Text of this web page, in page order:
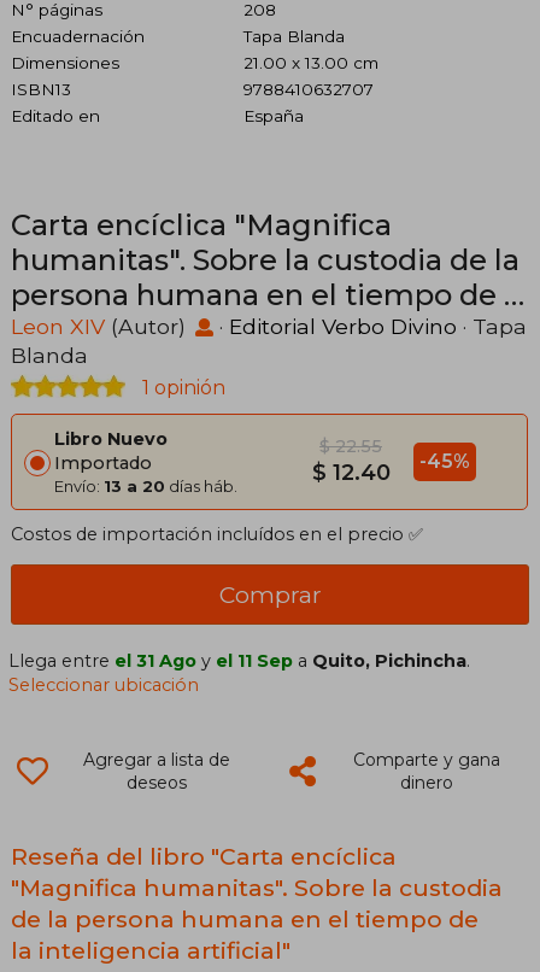
N° páginas
208
Encuadernación
Tapa Blanda
Dimensiones
21.00 x 13.00 cm
ISBN13
9788410632707
Editado en
España
Carta encíclica "Magnifica
humanitas". Sobre la custodia de la
persona humana en el tiempo de la
inteligencia artificial
Leon XIV (Autor) · Editorial Verbo Divino · Tapa
Blanda
1 opinión
Libro Nuevo
Importado
Envío: 13 a 20 días háb.
$ 22.55
$ 12.40 -45%
Costos de importación incluídos en el precio ✅
Comprar
Llega entre el 31 Ago y el 11 Sep a Quito, Pichincha.
Seleccionar ubicación
Agregar a lista de
deseos
Comparte y gana
dinero
Reseña del libro "Carta encíclica
"Magnifica humanitas". Sobre la custodia
de la persona humana en el tiempo de
la inteligencia artificial"